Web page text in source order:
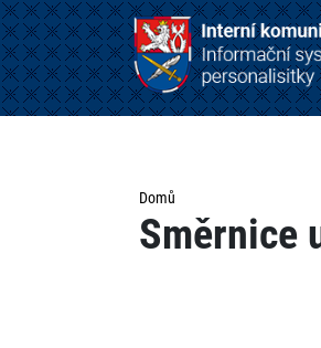
Domů
Směrnice